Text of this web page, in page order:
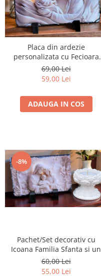
Placa din ardezie
personalizata cu Fecioara
Maria si Pruncul
69,00 Lei
59,00 Lei
ADAUGA IN COS
-8%
Pachet/Set decorativ cu
Icoana Familia Sfanta si un
suport de lumanare
60,00 Lei
55,00 Lei